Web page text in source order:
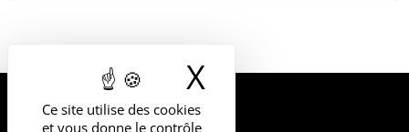
Ce site utilise des cookies
et vous donne le contrôle
X Masquer le
UNIVERSITÉ